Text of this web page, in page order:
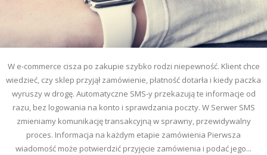
W e-commerce cisza po zakupie szybko rodzi niepewność. Klient chce
wiedzieć, czy sklep przyjął zamówienie, płatność dotarła i kiedy paczka
wyruszy w drogę. Automatyczne SMS-y przekazują te informacje od
razu, bez logowania na konto i sprawdzania poczty. W Serwer SMS
zmieniamy komunikację transakcyjną w sprawny, przewidywalny
proces. Informacja na każdym etapie zamówienia Pierwsza
wiadomość może potwierdzić przyjęcie zamówienia i podać jego...